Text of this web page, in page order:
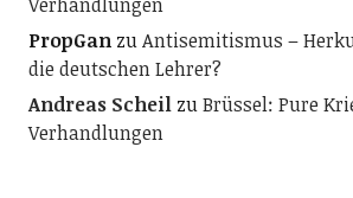
PropGanzuAntisemitismus –
die deutschen Lehrer?
Andreas ScheilzuBrüssel: Pure
Verhandlungen